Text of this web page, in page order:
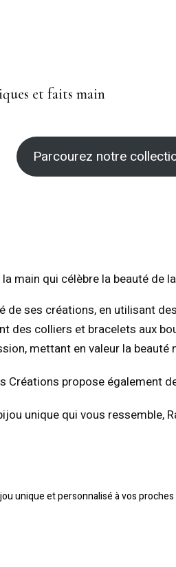
et faits main
Parcourez notre
main qui célèbre la beauté de
ses créations, en utilisant
des colliers et bracelets aux
mettant en valeur la
Créations propose également
unique qui vous
unique et personnalisé à vos proches